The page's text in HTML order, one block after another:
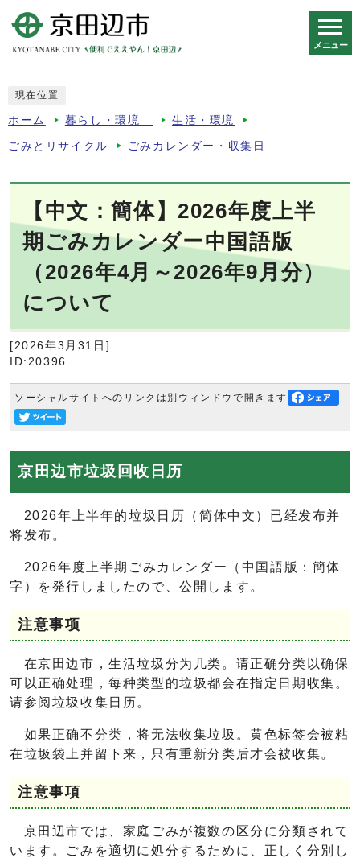
メニュー
現在位置
ホーム 暮らし・環境 生活・環境
ごみとリサイクル ごみカレンダー・収集日
【中文：簡体】2026年度上半
期ごみカレンダー中国語版
（2026年4月～2026年9月分）
について
[2026年3月31日]
ID:20396
ソーシャルサイトへのリンクは別ウィンドウで開きます
京田边市垃圾回收日历
2026年上半年的垃圾日历（简体中文）已经发布并
将发布。
2026年度上半期ごみカレンダー（中国語版：簡体
字）を発行しましたので、公開します。
注意事项
在京田边市，生活垃圾分为几类。请正确分类以确保
可以正确处理，每种类型的垃圾都会在指定日期收集。
请参阅垃圾收集日历。
如果正确不分类，将无法收集垃圾。黄色标签会被粘
在垃圾袋上并留下来，只有重新分类后才会被收集。
注意事項
京田辺市では、家庭ごみが複数の区分に分類されて
います。ごみを適切に処分するために、正しく分別し